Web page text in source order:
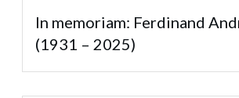
In memoriam: Ferdinand
(1931 – 2025)